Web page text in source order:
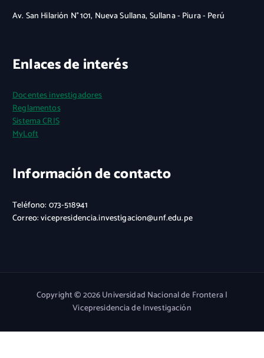
Av. San Hilarión N° 101, Nueva Sullana, Sullana - Piura - Perú
Enlaces de interés
Docentes investigadores
Reglamentos
Sistema CRIS
MyLoft
Información de contacto
Teléfono: 073-518941
Correo: vicepresidencia.investigacion@unf.edu.pe
Copyright © 2026 Universidad Nacional de Frontera |
Vicepresidencia de Investigación